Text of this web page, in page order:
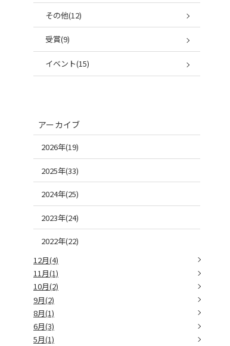
その他(12)
受賞(9)
イベント(15)
アーカイブ
2026年(19)
2025年(33)
2024年(25)
2023年(24)
2022年(22)
12月(4)
11月(1)
10月(2)
9月(2)
8月(1)
6月(3)
5月(1)